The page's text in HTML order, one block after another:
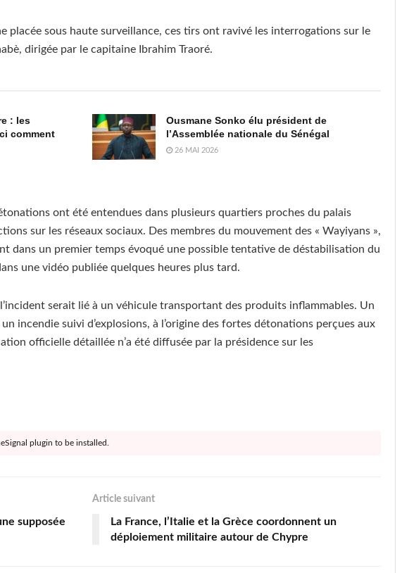
placée sous haute surveillance, ces tirs ont ravivé les interrogations sur le
dirigée par le capitaine Ibrahim Traoré.
: les
comment
Ousmane Sonko élu président de
l’Assemblée nationale du Sénégal
26 MAI 2026
ont été entendues dans plusieurs quartiers proches du palais
sur les réseaux sociaux. Des membres du mouvement des « Wayiyans »,
dans un premier temps évoqué une possible tentative de déstabilisation du
une vidéo publiée quelques heures plus tard.
serait lié à un véhicule transportant des produits inflammables. Un
incendie suivi d’explosions, à l’origine des fortes détonations perçues aux
officielle détaillée n’a été diffusée par la présidence sur les
plugin to be installed.
supposée
Article suivant
La France, l’Italie et la Grèce coordonnent un
déploiement militaire autour de Chypre